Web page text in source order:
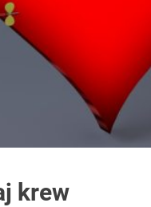
krew